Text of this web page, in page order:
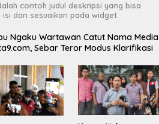
contoh judul deskripsi yang bisa
isi dan sesuaikan pada widget
Ngaku Wartawan Catut Nama Media
Sebar Teror Modus Klarifikasi